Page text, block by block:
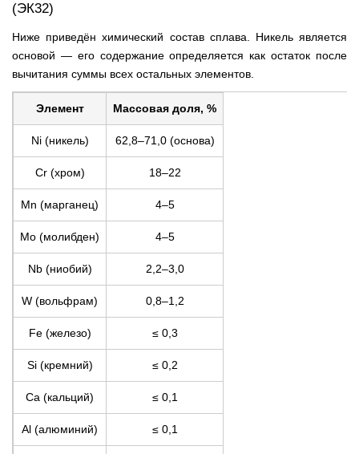
(ЭК32)
Ниже приведён химический состав сплава. Никель является
основой — его содержание определяется как остаток после
вычитания суммы всех остальных элементов.
Элемент Массовая доля, %
Ni (никель) 62,8–71,0 (основа)
Cr (хром) 18–22
Mn (марганец) 4–5
Mo (молибден) 4–5
Nb (ниобий) 2,2–3,0
W (вольфрам) 0,8–1,2
Fe (железо) ≤ 0,3
Si (кремний) ≤ 0,2
Ca (кальций) ≤ 0,1
Al (алюминий) ≤ 0,1